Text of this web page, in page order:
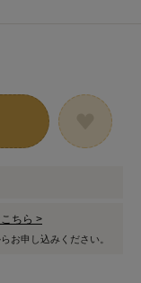
ちら >
お申し込みください。